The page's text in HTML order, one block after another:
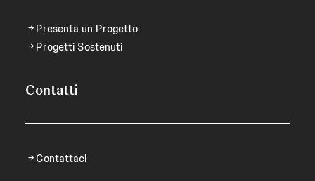
Presenta un Progetto
Progetti Sostenuti
Contatti
Contattaci